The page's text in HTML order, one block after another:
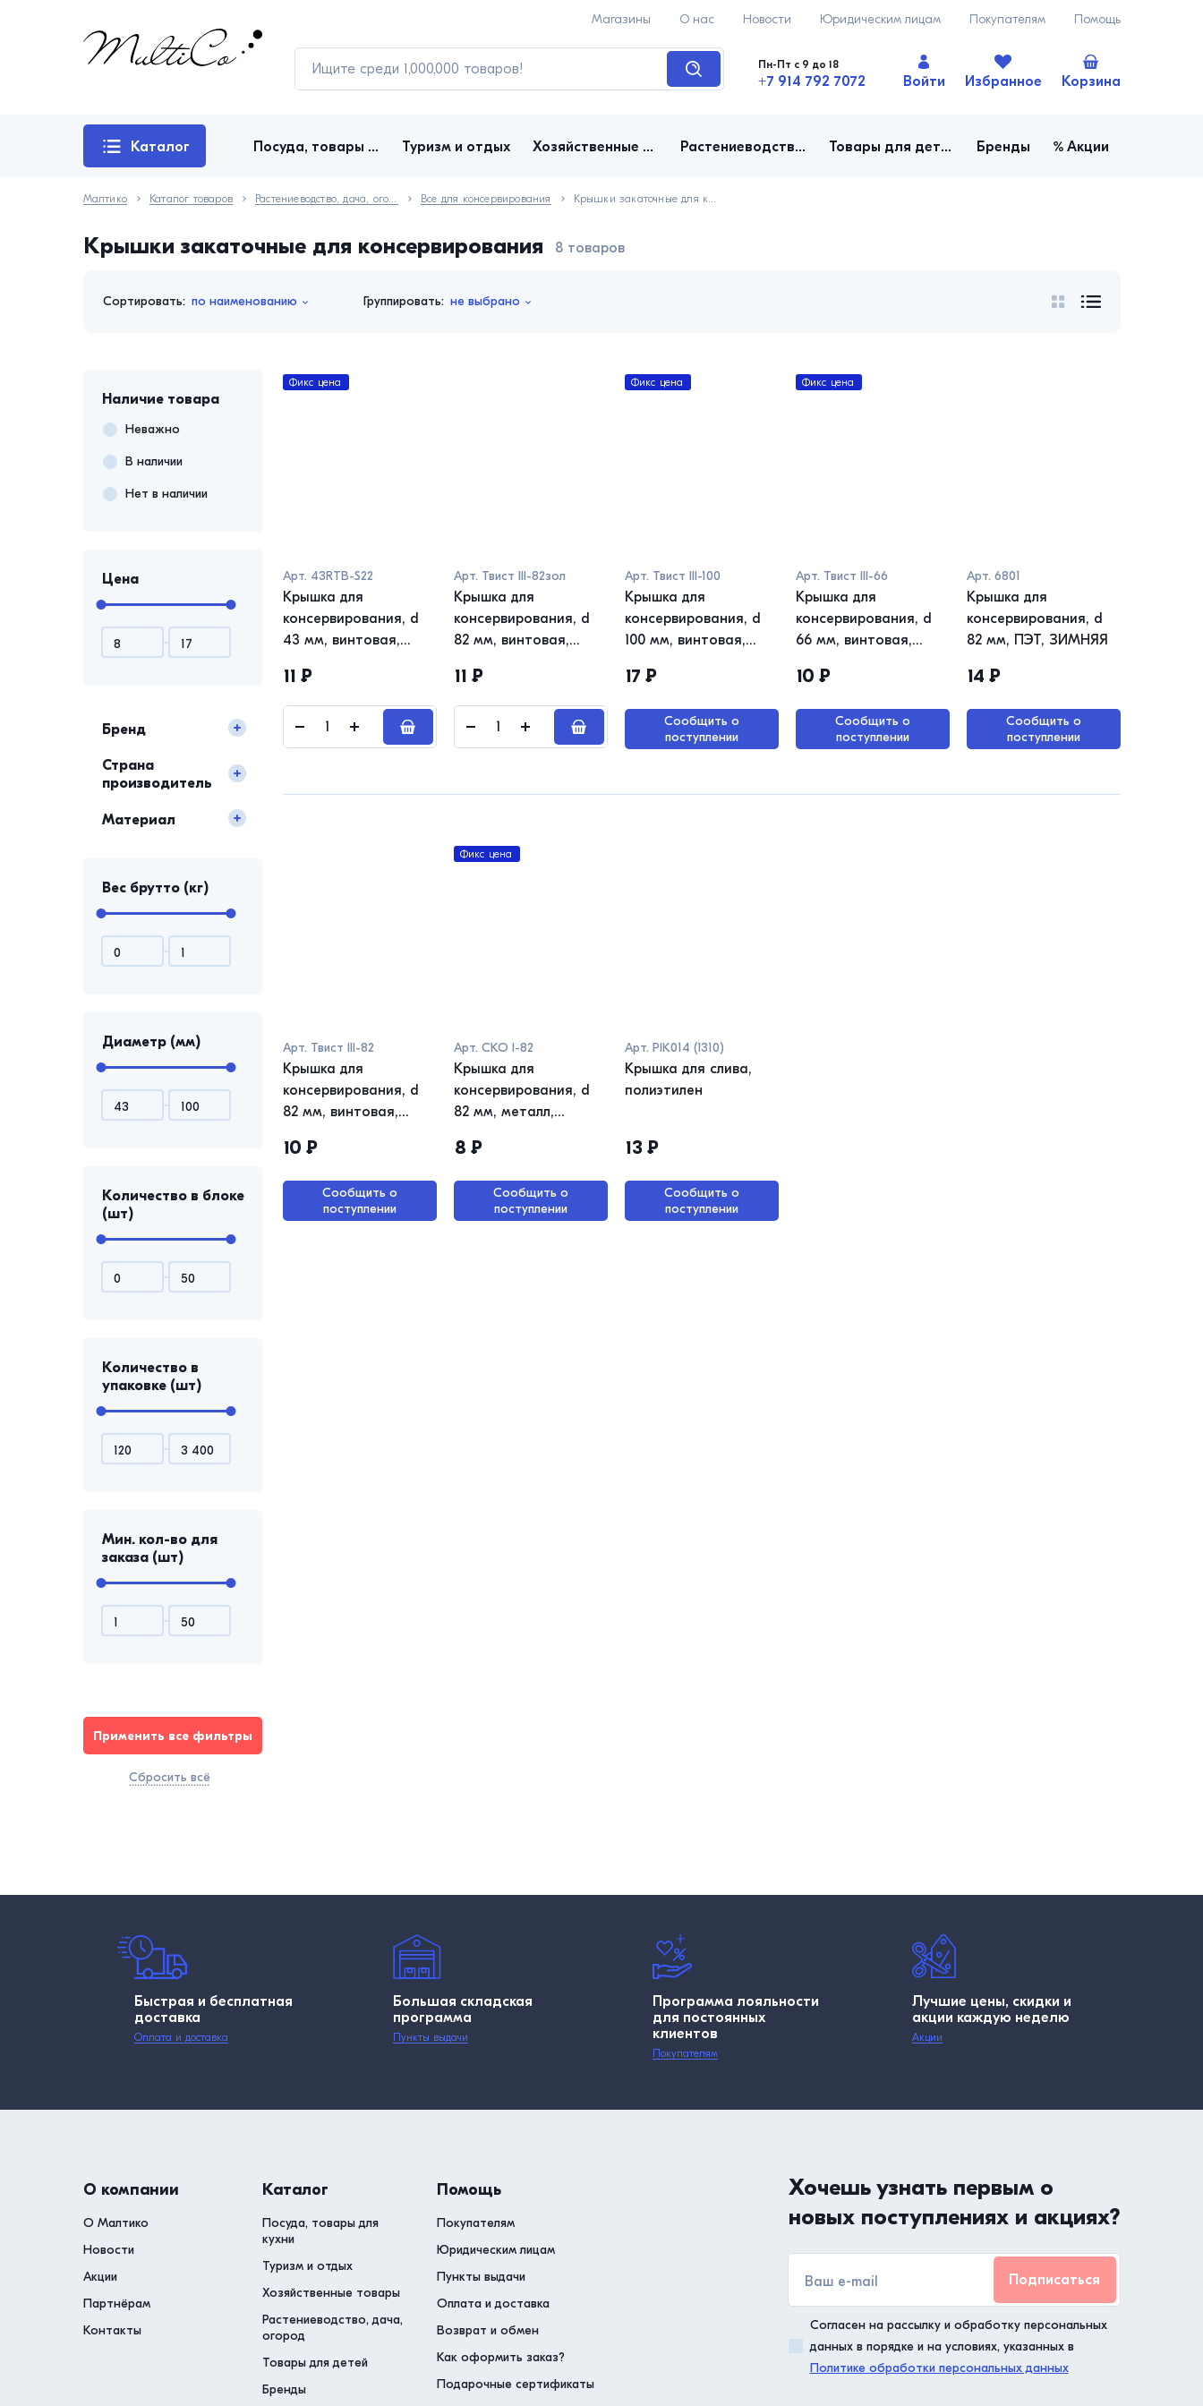
Магазины О нас Новости Юридическим лицам Покупателям Помощь
Пн-Пт с 9 до 18
+7 914 792 7072 Войти Избранное Корзина
Каталог Посуда, товары для кухни Туризм и отдых Хозяйственные товары Растениеводство, дача, огород Товары для детей Бренды Акции
Малтико Каталог товаров Растениеводство, дача, огород Все для консервирования Крышки закаточные для консервирования
Крышки закаточные для консервирования 8 товаров
Сортировать: по наименованию Группировать: не выбрано
Наличие товара
Неважно
В наличии
Нет в наличии
Цена
Бренд
Страна
производитель
Материал
Вес брутто (кг)
Диаметр (мм)
Количество в блоке
(шт)
Количество в
упаковке (шт)
Мин. кол-во для
заказа (шт)
Применить все фильтры
Сбросить всё
Фикс цена
Арт. 43RTB-S22
Крышка для
консервирования, d
43 мм, винтовая,
ТВИСТ - ОФФ
11 ₽
Арт. Твист III-82зол
Крышка для
консервирования, d
82 мм, винтовая,
ТВИСТ - ОФФ Урожай
11 ₽
Фикс цена
Арт. Твист III-100
Крышка для
консервирования, d
100 мм, винтовая,
ОФФ Урожай
17 ₽
Сообщить о
поступлении
Фикс цена
Арт. Твист III-66
Крышка для
консервирования, d
66 мм, винтовая,
ОФФ Урожай
10 ₽
Сообщить о
поступлении
Арт. 6801
Крышка для
консервирования, d
82 мм, ПЭТ, ЗИМНЯЯ
14 ₽
Сообщить о
поступлении
Арт. Твист III-82
Крышка для
консервирования, d
82 мм, винтовая,
ОФФ Урожай
10 ₽
Сообщить о
поступлении
Фикс цена
Арт. СКО I-82
Крышка для
консервирования, d
82 мм, металл,
8 ₽
Сообщить о
поступлении
Арт. PIK014 (1310)
Крышка для слива,
полиэтилен
13₽
Сообщить о
поступлении
Быстрая и бесплатная
доставка
Оплата и доставка
Большая складская
программа
Пункты выдачи
Программа лояльности
для постоянных
клиентов
Покупателям
Лучшие цены, скидки и
акции каждую неделю
Акции
О компании
О Малтико
Новости
Акции
Партнёрам
Контакты
Каталог
Посуда, товары для
кухни
Туризм и отдых
Хозяйственные товары
Растениеводство, дача,
огород
Товары для детей
Бренды
Помощь
Покупателям
Юридическим лицам
Пункты выдачи
Оплата и доставка
Возврат и обмен
Как оформить заказ?
Подарочные сертификаты
Хочешь узнать первым о
новых поступлениях и акциях?
Подписаться
Согласен на рассылку и обработку персональных
данных в порядке и на условиях, указанных в
Политике обработки персональных данных